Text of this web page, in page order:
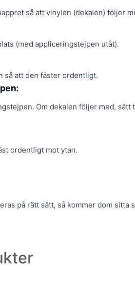
så att vinylen (dekalen) följer
(med appliceringstejpen utåt).
så att den fäster ordentligt.
Om dekalen följer med,
ordentligt mot ytan.
på rätt sätt, så kommer dom sitta